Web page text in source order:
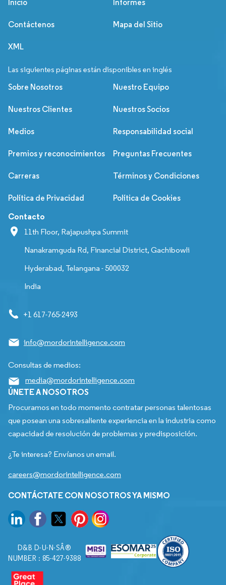
Inicio Informes
Contáctenos Mapa del Sitio
XML
Las siguientes páginas están disponibles en inglés
Sobre Nosotros Nuestro Equipo
Nuestros Clientes Nuestros Socios
Medios Responsabilidad social
Premios y reconocimientos Preguntas Frecuentes
Carreras Términos y Condiciones
Política de Privacidad Política de Cookies
Contacto
11th Floor, Rajapushpa Summit
Nanakramguda Rd, Financial District, Gachibowli
Hyderabad, Telangana - 500032
India
+1 617-765-2493
info@mordorintelligence.com
Consultas de medios:
media@mordorintelligence.com
ÚNETE A NOSOTROS
Procuramos en todo momento contratar personas talentosas
que posean una sobresaliente experiencia en la industria como
capacidad de resolución de problemas y predisposición.
¿Te interesa? Envíanos un email.
careers@mordorintelligence.com
CONTÁCTATE CON NOSOTROS YA MISMO
D&B D-U-N-SÂ®
NUMBER : 85-427-9388